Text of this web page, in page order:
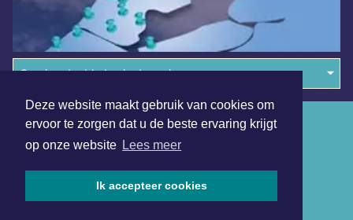
Deze website maakt gebruik van cookies om
ervoor te zorgen dat u de beste ervaring krijgt
op onze website Lees meer
Ik accepteer cookies
Overige dagbladen in de regio
Algemene voorwaarden
Disclaimer